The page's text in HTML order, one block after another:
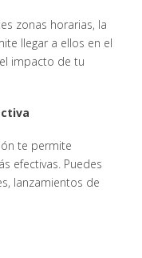
zonas horarias, la
llegar a ellos en el
impacto de tu
te permite
efectivas. Puedes
lanzamientos de